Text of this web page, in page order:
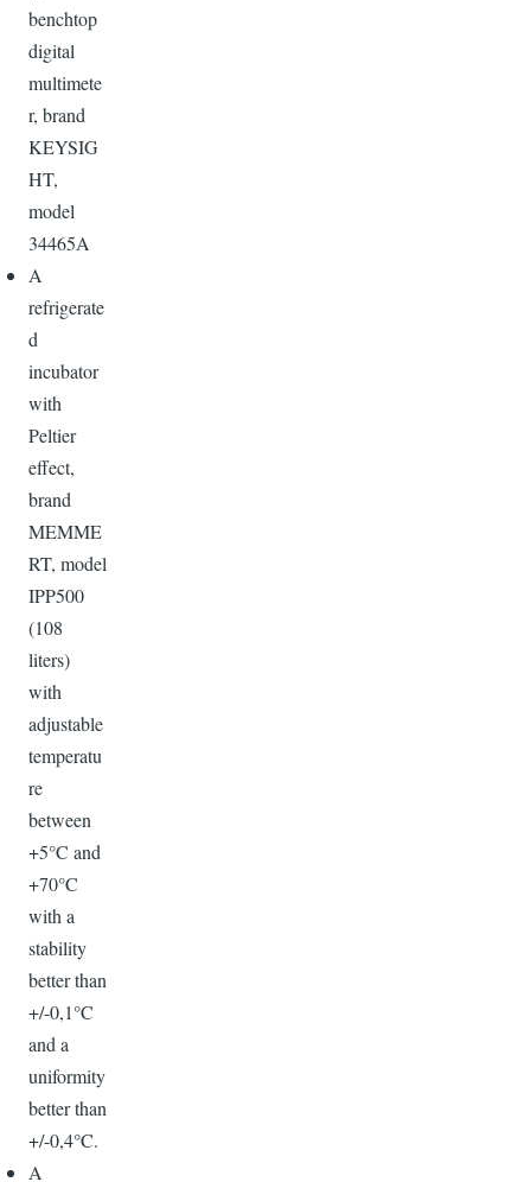
benchtop
digital
multimete
r, brand
KEYSIG
HT,
model
34465A
A
refrigerate
d
incubator
with
Peltier
effect,
brand
MEMME
RT, model
IPP500
(108
liters)
with
adjustable
temperatu
re
between
+5°C and
+70°C
with a
stability
better than
+/-0,1°C
and a
uniformity
better than
+/-0,4°C.
A